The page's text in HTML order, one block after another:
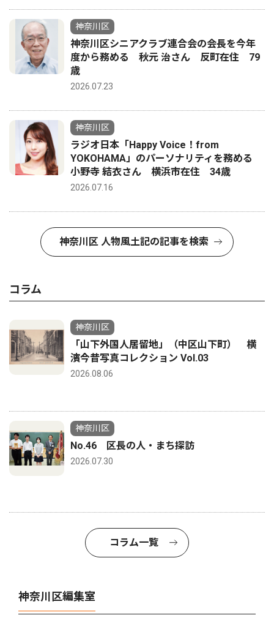
神奈川区
神奈川区シニアクラブ連合会の会長を今年
度から務める 秋元 治さん 反町在住 79
歳
2026.07.23
神奈川区
ラジオ日本「Happy Voice！from
YOKOHAMA」のパーソナリティを務める
小野寺 結衣さん 横浜市在住 34歳
2026.07.16
神奈川区 人物風土記の記事を検索
コラム
神奈川区
「山下外国人居留地」（中区山下町） 横
濱今昔写真コレクション Vol.03
2026.08.06
神奈川区
No.46 区長の人・まち探訪
2026.07.30
コラム一覧
神奈川区編集室